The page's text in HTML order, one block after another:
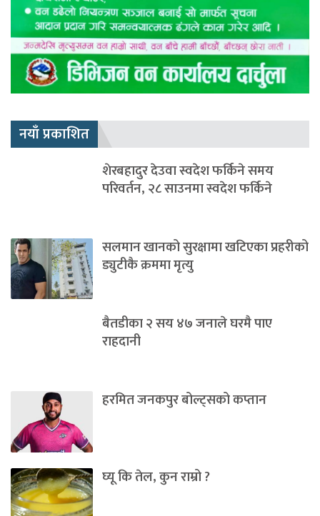
नयाँ प्रकाशित
शेरबहादुर देउवा स्वदेश फर्किने समय
परिवर्तन, २८ साउनमा स्वदेश फर्किने
सलमान खानको सुरक्षामा खटिएका प्रहरीको
ड्युटीकै क्रममा मृत्यु
बैतडीका २ सय ४७ जनाले घरमै पाए
राहदानी
हरमित जनकपुर बोल्ट्सको कप्तान
घ्यू कि तेल, कुन राम्रो ?